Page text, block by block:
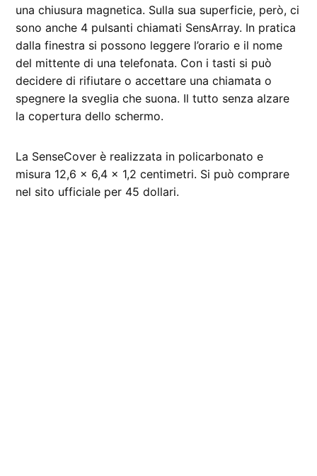
una chiusura magnetica. Sulla sua superficie, però, ci
sono anche 4 pulsanti chiamati SensArray. In pratica
dalla finestra si possono leggere l’orario e il nome
del mittente di una telefonata. Con i tasti si può
decidere di rifiutare o accettare una chiamata o
spegnere la sveglia che suona. Il tutto senza alzare
la copertura dello schermo.
La SenseCover è realizzata in policarbonato e
misura 12,6 x 6,4 x 1,2 centimetri. Si può comprare
nel sito ufficiale per 45 dollari.